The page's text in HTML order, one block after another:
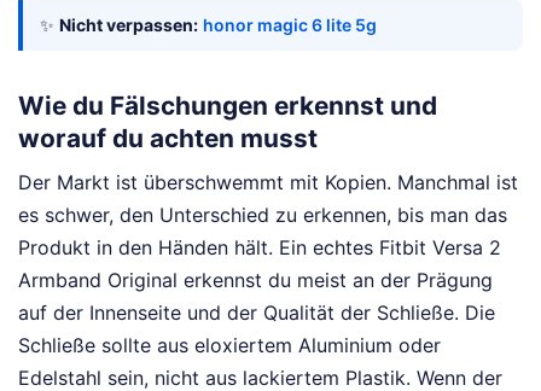
✨ Nicht verpassen: honor magic 6 lite 5g
Wie du Fälschungen erkennst und
worauf du achten musst
Der Markt ist überschwemmt mit Kopien. Manchmal ist
es schwer, den Unterschied zu erkennen, bis man das
Produkt in den Händen hält. Ein echtes Fitbit Versa 2
Armband Original erkennst du meist an der Prägung
auf der Innenseite und der Qualität der Schließe. Die
Schließe sollte aus eloxiertem Aluminium oder
Edelstahl sein, nicht aus lackiertem Plastik. Wenn der